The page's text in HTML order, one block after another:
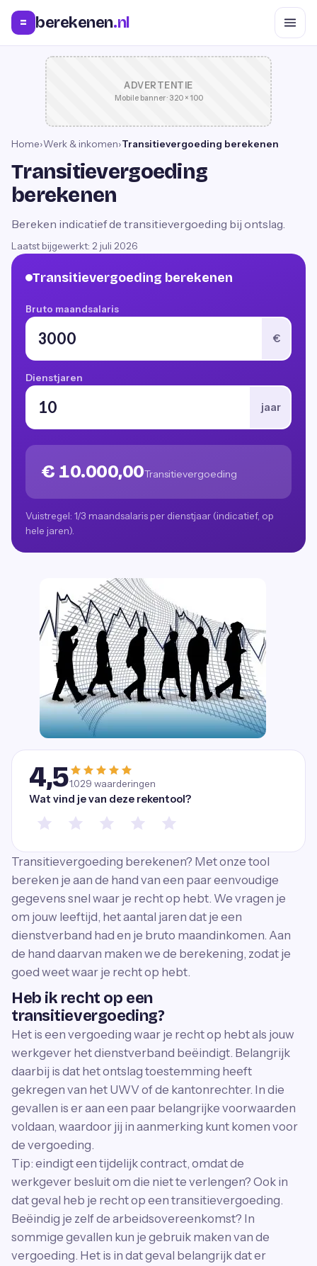
= berekenen.nl
ADVERTENTIE
Mobile banner · 320 × 100
Home›Werk & inkomen›Transitievergoeding berekenen
Transitievergoeding
berekenen
Bereken indicatief de transitievergoeding bij ontslag.
Laatst bijgewerkt: 2 juli 2026
Transitievergoeding berekenen
Bruto maandsalaris
€
Dienstjaren
jaar
€ 10.000,00Transitievergoeding
Vuistregel: 1/3 maandsalaris per dienstjaar (indicatief, op
hele jaren).
4,51.029 waarderingen
Wat vind je van deze rekentool?
Transitievergoeding berekenen? Met onze tool
bereken je aan de hand van een paar eenvoudige
gegevens snel waar je recht op hebt. We vragen je
om jouw leeftijd, het aantal jaren dat je een
dienstverband had en je bruto maandinkomen. Aan
de hand daarvan maken we de berekening, zodat je
goed weet waar je recht op hebt.
Heb ik recht op een
transitievergoeding?
Het is een vergoeding waar je recht op hebt als jouw
werkgever het dienstverband beëindigt. Belangrijk
daarbij is dat het ontslag toestemming heeft
gekregen van het UWV of de kantonrechter. In die
gevallen is er aan een paar belangrijke voorwaarden
voldaan, waardoor jij in aanmerking kunt komen voor
de vergoeding.
Tip: eindigt een tijdelijk contract, omdat de
werkgever besluit om die niet te verlengen? Ook in
dat geval heb je recht op een transitievergoeding.
Beëindig je zelf de arbeidsovereenkomst? In
sommige gevallen kun je gebruik maken van de
vergoeding. Het is in dat geval belangrijk dat er